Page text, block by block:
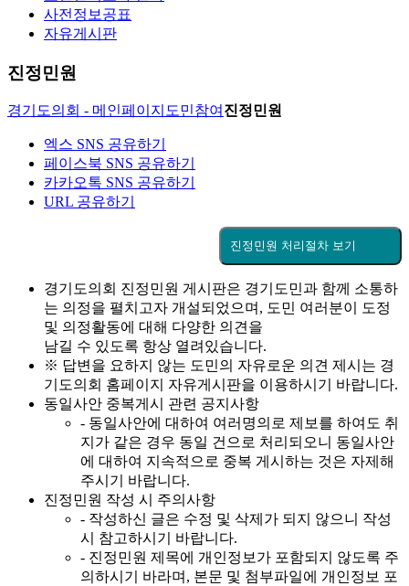
사전정보공표
자유게시판
진정민원
경기도의회 - 메인페이지 도민참여 진정민원
엑스 SNS 공유하기
페이스북 SNS 공유하기
카카오톡 SNS 공유하기
URL 공유하기
진정민원 처리절차 보기
경기도의회 진정민원 게시판은 경기도민과 함께 소통하
는 의정을 펼치고자 개설되었으며, 도민 여러분이 도정
및 의정활동에 대해 다양한 의견을
남길 수 있도록 항상 열려있습니다.
※ 답변을 요하지 않는 도민의 자유로운 의견 제시는 경
기도의회 홈페이지 자유게시판을 이용하시기 바랍니다.
동일사안 중복게시 관련 공지사항
- 동일사안에 대하여 여러명의로 제보를 하여도 취
지가 같은 경우 동일 건으로 처리되오니 동일사안
에 대하여 지속적으로 중복 게시하는 것은 자제해
주시기 바랍니다.
진정민원 작성 시 주의사항
- 작성하신 글은 수정 및 삭제가 되지 않으니 작성
시 참고하시기 바랍니다.
- 진정민원 제목에 개인정보가 포함되지 않도록 주
의하시기 바라며, 본문 및 첨부파일에 개인정보 포